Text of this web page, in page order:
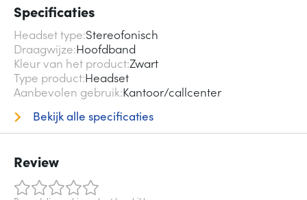
Specificaties
Headset type Stereofonisch
Draagwijze Hoofdband
Kleur van het productZwart
Type product Headset
Aanbevolen gebruik Kantoor/callcenter
Bekijk alle specificaties
Review